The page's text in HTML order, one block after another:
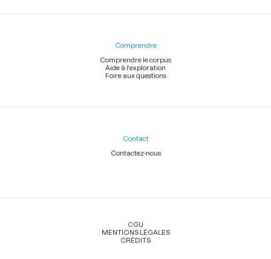
Comprendre
Comprendre le corpus
Aide à l'exploration
Foire aux questions
Contact
Contactez-nous
Légal
CGU
MENTIONS LÉGALES
CRÉDITS